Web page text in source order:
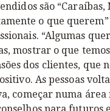
são
o que
“Algumas
mostrar o que
dos clientes, que
As pessoas
começar numa área